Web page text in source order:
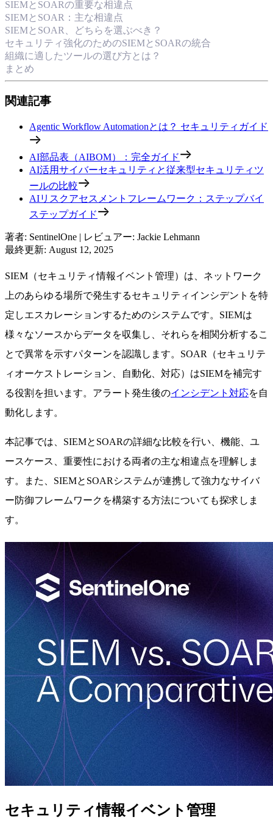
SIEMとSOARの重要な相違点
SIEMとSOAR：主な相違点
SIEMとSOAR、どちらを選ぶべき？
セキュリティ強化のためのSIEMとSOARの統合
組織に適したツールの選び方とは？
まとめ
関連記事
Agentic Workflow Automationとは？ セキュリティガイド
AI部品表（AIBOM）：完全ガイド
AI活用サイバーセキュリティと従来型セキュリティツ
ールの比較
AIリスクアセスメントフレームワーク：ステップバイ
ステップガイド
著者: SentinelOne | レビュアー: Jackie Lehmann
最終更新: August 12, 2025
SIEM（セキュリティ情報イベント管理）は、ネットワーク
上のあらゆる場所で発生するセキュリティインシデントを特
定しエスカレーションするためのシステムです。SIEMは
様々なソースからデータを収集し、それらを相関分析するこ
とで異常を示すパターンを認識します。SOAR（セキュリテ
ィオーケストレーション、自動化、対応）はSIEMを補完す
る役割を担います。アラート発生後のインシデント対応を自
動化します。
本記事では、SIEMとSOARの詳細な比較を行い、機能、ユ
ースケース、重要性における両者の主な相違点を理解しま
す。また、SIEMとSOARシステムが連携して強力なサイバ
ー防御フレームワークを構築する方法についても探求しま
す。
セキュリティ情報イベント管理